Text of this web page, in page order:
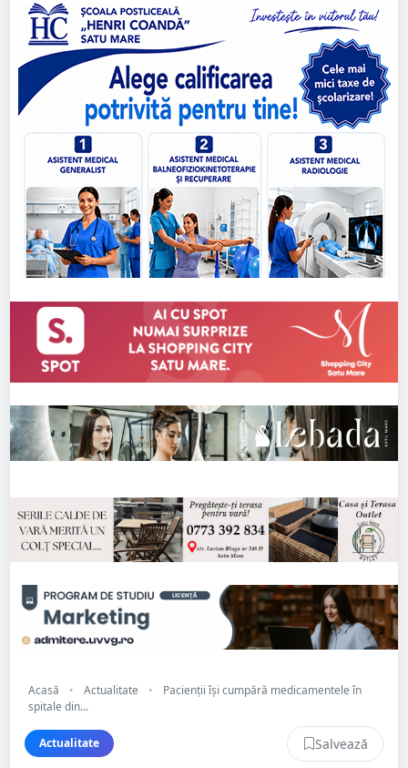
Acasă • Actualitate •
Pacienții își cumpără medicamentele în
spitale din...
Actualitate Salvează